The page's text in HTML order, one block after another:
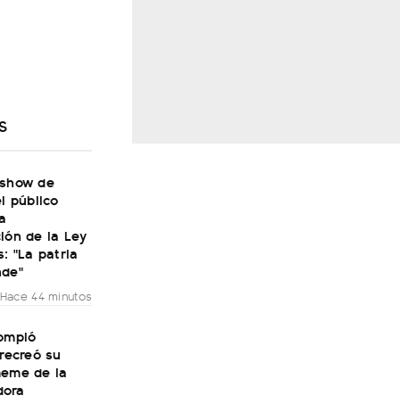
de
público
de la Ley
"La patria
Hace 44 minutos
su
de la